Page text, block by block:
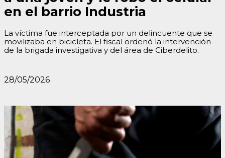
en el barrio Industria
La víctima fue interceptada por un delincuente que se
movilizaba en bicicleta. El fiscal ordenó la intervención
de la brigada investigativa y del área de Ciberdelito.
28/05/2026